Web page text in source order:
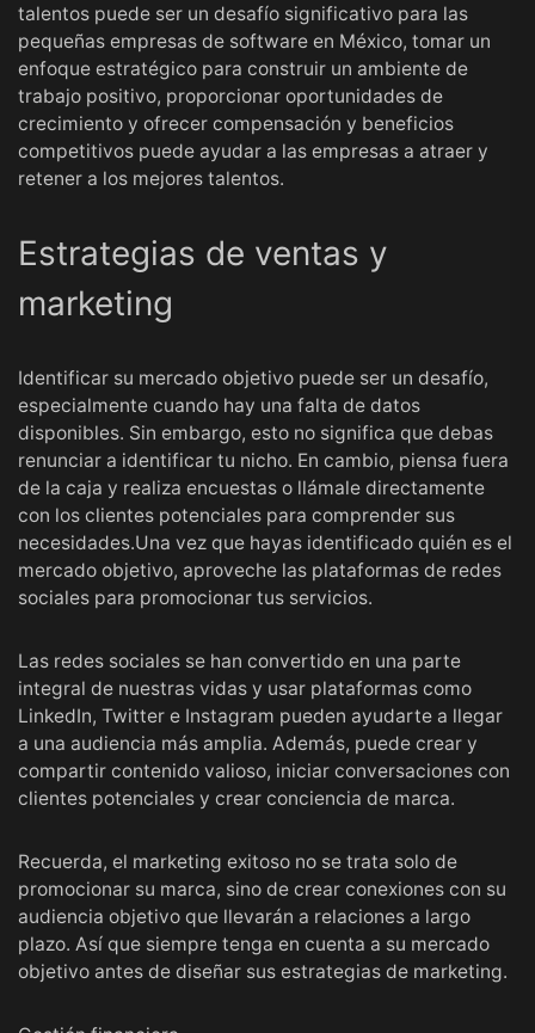
talentos puede ser un desafío significativo para las
pequeñas empresas de software en México, tomar un
enfoque estratégico para construir un ambiente de
trabajo positivo, proporcionar oportunidades de
crecimiento y ofrecer compensación y beneficios
competitivos puede ayudar a las empresas a atraer y
retener a los mejores talentos.
Estrategias de ventas y
marketing
Identificar su mercado objetivo puede ser un desafío,
especialmente cuando hay una falta de datos
disponibles. Sin embargo, esto no significa que debas
renunciar a identificar tu nicho. En cambio, piensa fuera
de la caja y realiza encuestas o llámale directamente
con los clientes potenciales para comprender sus
necesidades.Una vez que hayas identificado quién es el
mercado objetivo, aproveche las plataformas de redes
sociales para promocionar tus servicios.
Las redes sociales se han convertido en una parte
integral de nuestras vidas y usar plataformas como
LinkedIn, Twitter e Instagram pueden ayudarte a llegar
a una audiencia más amplia. Además, puede crear y
compartir contenido valioso, iniciar conversaciones con
clientes potenciales y crear conciencia de marca.
Recuerda, el marketing exitoso no se trata solo de
promocionar su marca, sino de crear conexiones con su
audiencia objetivo que llevarán a relaciones a largo
plazo. Así que siempre tenga en cuenta a su mercado
objetivo antes de diseñar sus estrategias de marketing.